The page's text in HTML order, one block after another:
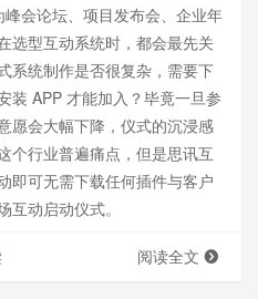
会论坛、项目发布会、企业年
选型互动系统时，都会最先关
系统制作是否很复杂，需要下
装 APP 才能加入？毕竟一旦参
愿会大幅下降，仪式的沉浸感
个行业普遍痛点，但是思讯互
即可无需下载任何插件与客户
动启动仪式。
阅读全文